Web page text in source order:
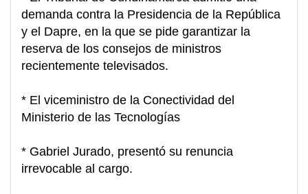
demanda contra la Presidencia de la República
y el Dapre, en la que se pide garantizar la
reserva de los consejos de ministros
recientemente televisados.
* El viceministro de la Conectividad del
Ministerio de las Tecnologías
* Gabriel Jurado, presentó su renuncia
irrevocable al cargo.